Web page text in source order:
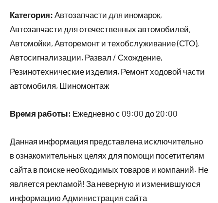
Категория: Автозапчасти для иномарок,
Автозапчасти для отечественных автомобилей,
Автомойки, Авторемонт и техобслуживание (СТО),
Автосигнализации, Развал / Схождение,
Резинотехнические изделия, Ремонт ходовой части
автомобиля, Шиномонтаж
Время работы: Ежедневно с 09:00 до 20:00
Данная информация представлена исключительно
в ознакомительных целях для помощи посетителям
сайта в поиске необходимых товаров и компаний. Не
является рекламой! За неверную и изменившуюся
информацию Администрация сайта